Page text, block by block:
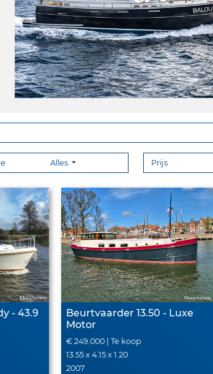
Alles Prijs
- 43.9
Beurtvaarder 13.50 - Luxe
Motor
€ 249.000 | Te koop
13.55 x 4.15 x 1.20
2007